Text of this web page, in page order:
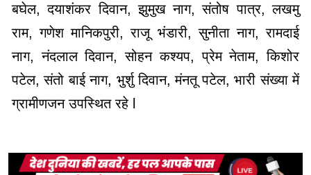
बघेल, दयाशंकर दिवान, झुमुख नाग, संतोष पात्र, लखमु
राम, गणेश मानिकपुरी, राजू भंडारी, सुनीता नाग, रामदाई
नाग, नंदलाल दिवान, सोहन कश्यप, प्रेम नेताम, किशोर
पटेल, संतो बाई नाग, भुर्शु दिवान, मंनतू पटेल, भारी संख्या में
ग्रामीणजन उपस्थित रहे l